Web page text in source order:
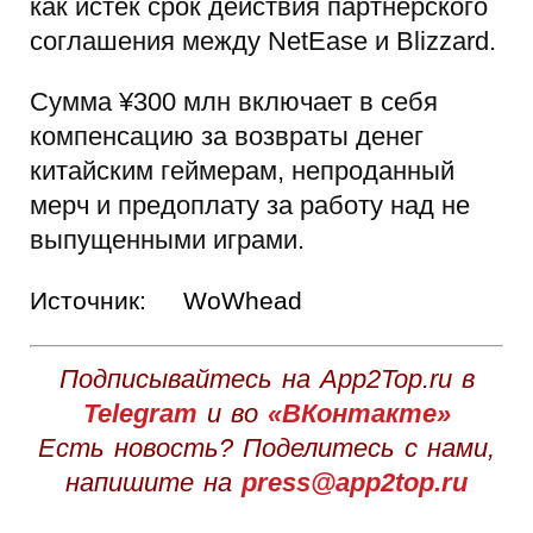
как истек срок действия партнерского
соглашения между NetEase и Blizzard.
Сумма ¥300 млн включает в себя
компенсацию за возвраты денег
китайским геймерам, непроданный
мерч и предоплату за работу над не
выпущенными играми.
Источник: WoWhead
Подписывайтесь на App2Top.ru в
Telegram и во «ВКонтакте»
Есть новость? Поделитесь с нами,
напишите на press@app2top.ru